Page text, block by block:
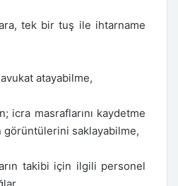
tek bir tuş ile ihtarname
atayabilme,
icra masraflarını kaydetme
saklayabilme,
takibi için ilgili personel